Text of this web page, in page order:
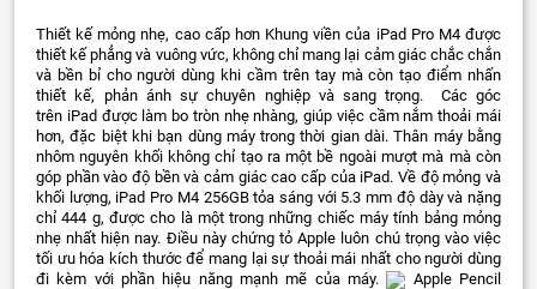
Thiết kế mỏng nhẹ, cao cấp hơn Khung viền của iPad Pro M4 được
thiết kế phẳng và vuông vức, không chỉ mang lại cảm giác chắc chắn
và bền bỉ cho người dùng khi cầm trên tay mà còn tạo điểm nhấn
thiết kế, phản ánh sự chuyên nghiệp và sang trọng.
Các góc
trên iPad được làm bo tròn nhẹ nhàng, giúp việc cầm nắm thoải mái
hơn, đặc biệt khi bạn dùng máy trong thời gian dài. Thân máy bằng
nhôm nguyên khối không chỉ tạo ra một bề ngoài mượt mà mà còn
góp phần vào độ bền và cảm giác cao cấp của iPad. Về độ mỏng và
khối lượng, iPad Pro M4 256GB tỏa sáng với 5.3 mm độ dày và nặng
chỉ 444 g, được cho là một trong những chiếc máy tính bảng mỏng
nhẹ nhất hiện nay. Điều này chứng tỏ Apple luôn chú trọng vào việc
tối ưu hóa kích thước để mang lại sự thoải mái nhất cho người dùng
đi kèm với phần hiệu năng mạnh mẽ của máy.
Apple Pencil